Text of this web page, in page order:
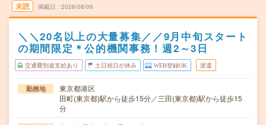
未読 掲載日 2026/08/06
＼＼20名以上の大量募集／／9月中旬スタート
の期間限定＊公的機関事務！週2～3日
交通費別途支給あり 土日祝日が休み WEB登録OK 派遣
勤務地
東京都港区
田町(東京都)駅から徒歩15分／三田(東京都)駅から徒歩15
分